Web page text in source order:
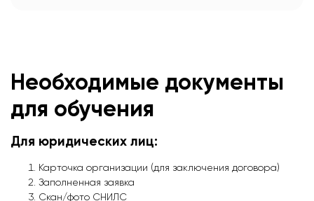
Необходимые документы
для обучения
Для юридических лиц:
Карточка организации (для заключения договора)
Заполненная заявка
Скан/фото СНИЛС